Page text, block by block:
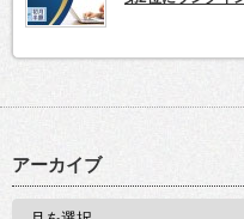
アーカイブ